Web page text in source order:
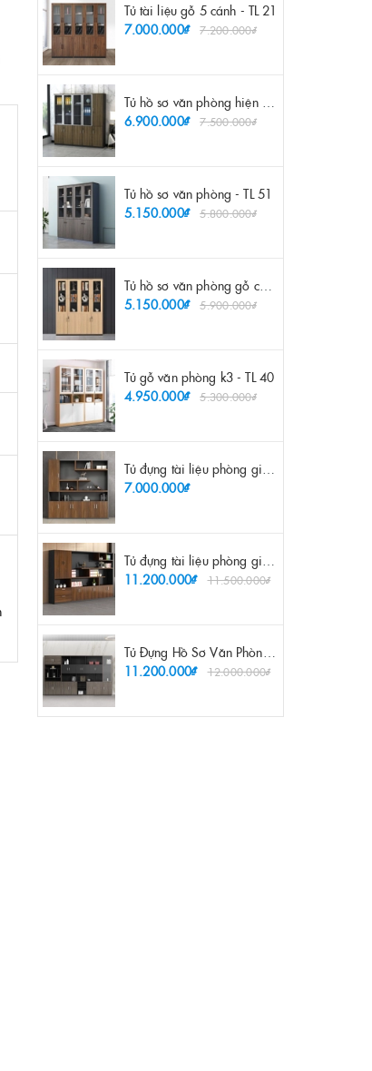
Tủ tài liệu gỗ 5 cánh - TL 21
7.000.000₫
7.200.000₫
Tủ hồ sơ văn phòng hiện đại - TL 55
6.900.000₫
7.500.000₫
Tủ hồ sơ văn phòng - TL 51
5.150.000₫
5.800.000₫
Tủ hồ sơ văn phòng gỗ công nghiệp - TL 52
5.150.000₫
5.900.000₫
Tủ gỗ văn phòng k3 - TL 40
4.950.000₫
5.300.000₫
Tủ đựng tài liệu phòng giám đốc 2m - TL 26
7.000.000₫
Tủ đựng tài liệu phòng giám đốc 3m2 - TL 27
11.200.000₫
11.500.000₫
Tủ Đựng Hồ Sơ Văn Phòng Hiện Đại - TL 48
11.200.000₫
12.000.000₫